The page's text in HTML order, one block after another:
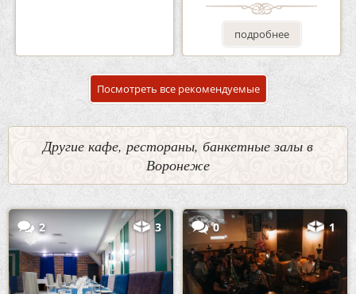
подробнее
Посмотреть все рекомендуемые
Другие кафе, рестораны, банкетные залы в
Воронеже
2 3 0 1